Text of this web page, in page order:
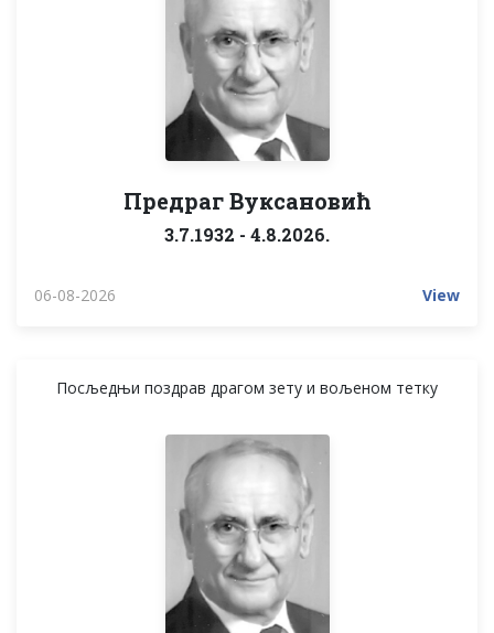
Предраг Вуксановић
3.7.1932 - 4.8.2026.
06-08-2026 View
Посљедњи поздрав драгом зету и вољеном тетку